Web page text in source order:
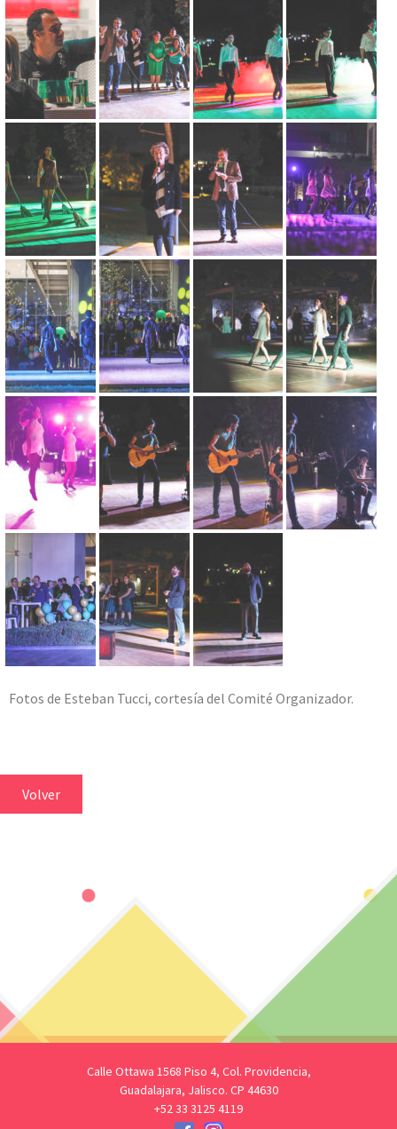
Fotos de Esteban Tucci, cortesía del Comité Organizador.
Volver
Calle Ottawa 1568 Piso 4, Col. Providencia,
Guadalajara, Jalisco. CP 44630
+52 33 3125 4119